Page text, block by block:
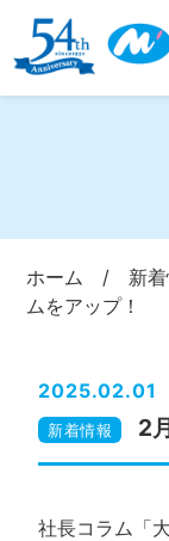
ホーム / 新
ムをアップ！
2025.02.01
新着情報 2
社長コラム「